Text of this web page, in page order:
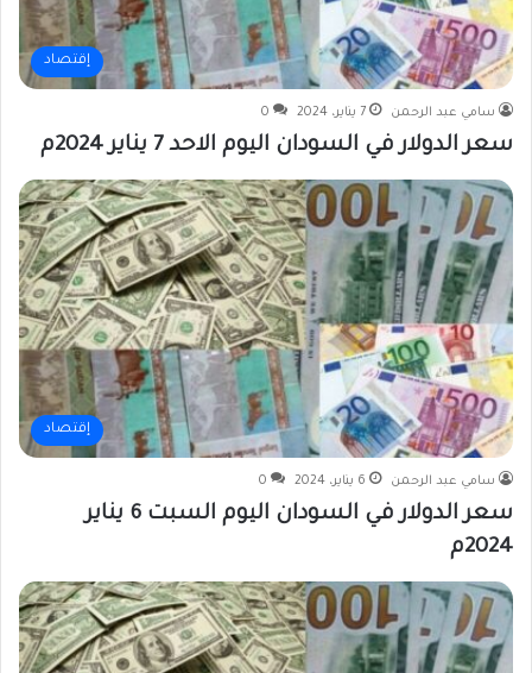
إقتصاد
سامي عبد الرحمن 7 يناير، 2024 0
سعر الدولار في السودان اليوم الاحد 7 يناير 2024م
إقتصاد
سامي عبد الرحمن 6 يناير، 2024 0
سعر الدولار في السودان اليوم السبت 6 يناير
2024م